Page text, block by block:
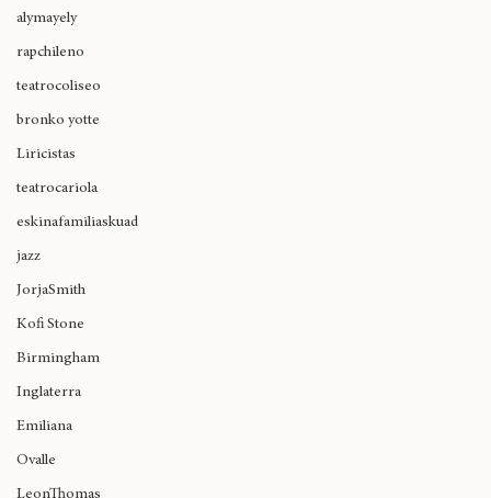
mikaela
alymayely
rapchileno
teatrocoliseo
bronko yotte
Liricistas
teatrocariola
eskinafamiliaskuad
jazz
JorjaSmith
Kofi Stone
Birmingham
Inglaterra
Emiliana
Ovalle